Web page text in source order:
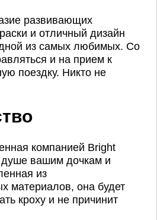
развивающих
и отличный дизайн
из самых любимых. Со
и на прием к
поездку. Никто не
компанией Bright
душе вашим дочкам и
из
материалов, она будет
кроху и не причинит